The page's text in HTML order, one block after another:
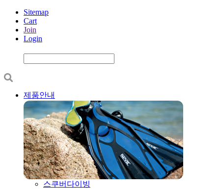
Sitemap
Cart
Join
Login
제품안내
스쿠버다이빙